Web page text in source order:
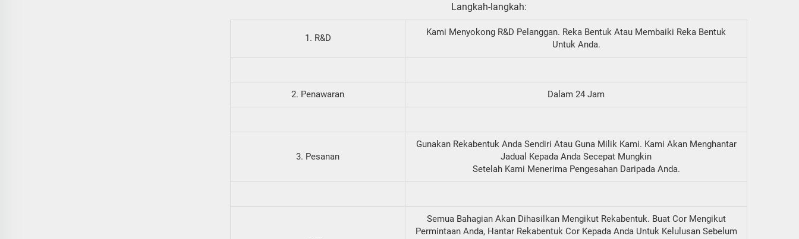
Langkah-langkah:
1. R&D
Kami Menyokong R&D Pelanggan. Reka Bentuk Atau Membaiki Reka Bentuk
Untuk Anda.
2. Penawaran Dalam 24 Jam
3. Pesanan
Gunakan Rekabentuk Anda Sendiri Atau Guna Milik Kami. Kami Akan Menghantar
Jadual Kepada Anda Secepat Mungkin
Setelah Kami Menerima Pengesahan Daripada Anda.
Semua Bahagian Akan Dihasilkan Mengikut Rekabentuk. Buat Cor Mengikut
Permintaan Anda, Hantar Rekabentuk Cor Kepada Anda Untuk Kelulusan Sebelum